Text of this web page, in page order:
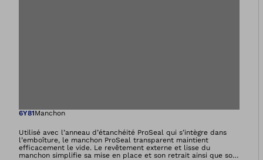
Ouvre l’image
6Y81Manchon
Utilisé avec l’anneau d’étanchéité ProSeal qui s’intègre dans
l’emboîture, le manchon ProSeal transparent maintient
efficacement le vide. Le revêtement externe et lisse du
manchon simplifie sa mise en place et son retrait ainsi que son